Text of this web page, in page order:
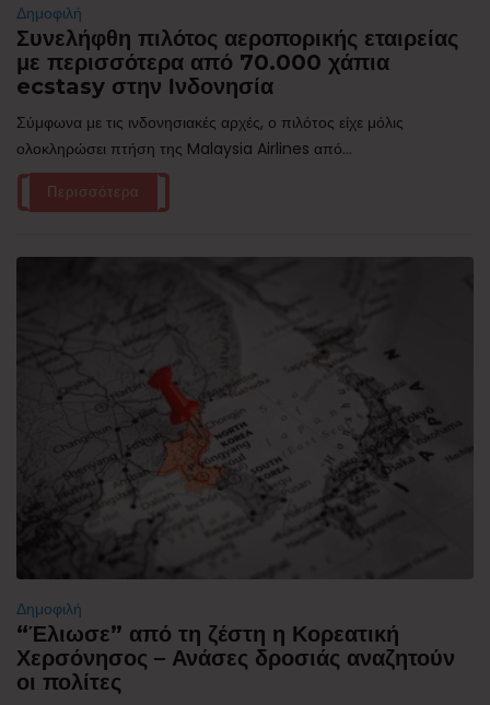
Δημοφιλή
Συνελήφθη πιλότος αεροπορικής εταιρείας
με περισσότερα από 70.000 χάπια
ecstasy στην Ινδονησία
Σύμφωνα με τις ινδονησιακές αρχές, ο πιλότος είχε μόλις
ολοκληρώσει πτήση της Malaysia Airlines από...
Περισσότερα
Δημοφιλή
“Έλιωσε” από τη ζέστη η Κορεατική
Χερσόνησος – Ανάσες δροσιάς αναζητούν
οι πολίτες